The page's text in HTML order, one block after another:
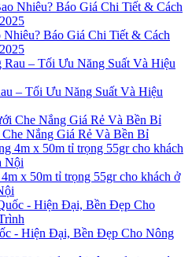
Báo Giá Chi Tiết & Cách
– Tối Ưu Năng Suất Và Hiệu
Nắng Giá Rẻ Và Bền Bỉ
x 50m tỉ trọng 55gr cho khách ở
- Hiện Đại, Bền Đẹp Cho Nông